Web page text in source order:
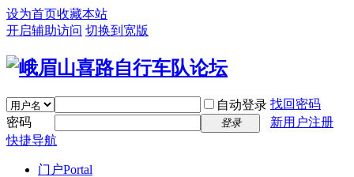
设为首页收藏本站
开启辅助访问 切换到宽版
自动登录 找回密码
密码
登录
新用户注册
快捷导航
门户Portal